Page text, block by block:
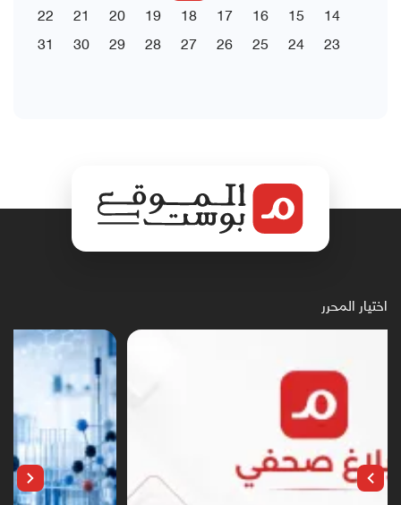
14
15
16
17
18
19
20
21
22
23
24
25
26
27
28
29
30
31
اختيار المحرر